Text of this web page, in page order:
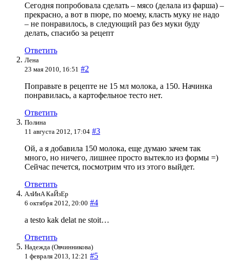
Сегодня попробовала сделать – мясо (делала из фарша) –
прекрасно, а вот в пюре, по моему, класть муку не надо
– не понравилось, в следующий раз без муки буду
делать, спасибо за рецепт
Ответить
Лена
23 мая 2010, 16:51 #2
Поправьте в рецепте не 15 мл молока, а 150. Начинка
понравилась, а картофельное тесто нет.
Ответить
Полина
11 августа 2012, 17:04 #3
Ой, а я добавила 150 молока, еще думаю зачем так
много, но ничего, лишнее просто вытекло из формы =)
Сейчас печется, посмотрим что из этого выйдет.
Ответить
АлИнA КаЙзЕр
6 октября 2012, 20:00 #4
a testo kak delat ne stoit…
Ответить
Надежда (Овчинникова)
1 февраля 2013, 12:21 #5